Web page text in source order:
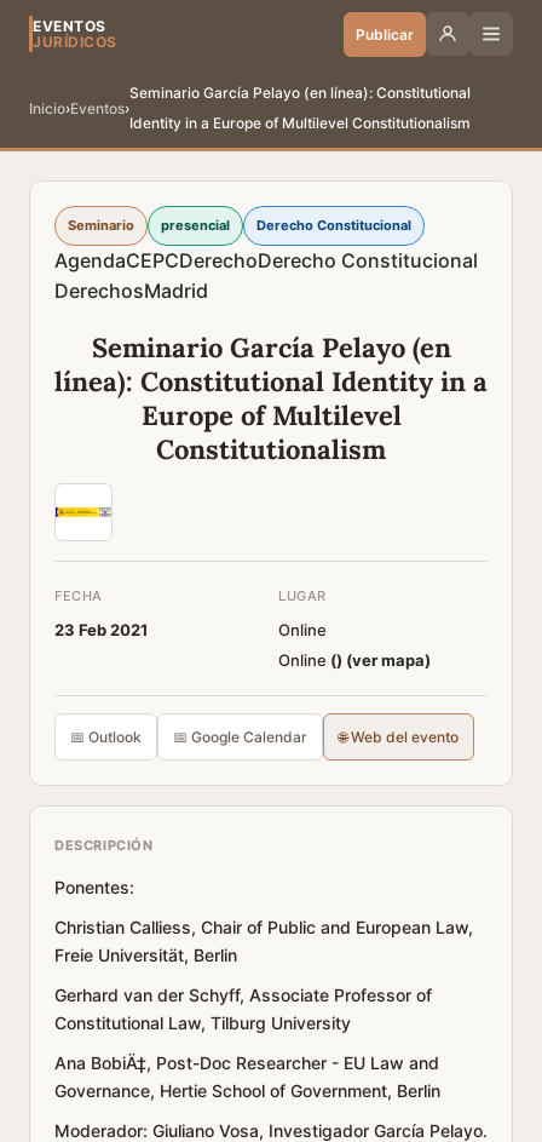
EVENTOS
JURÍDICOS
Publicar
Inicio›Eventos›
Seminario García Pelayo (en línea): Constitutional
Identity in a Europe of Multilevel Constitutionalism
Seminario presencial Derecho Constitucional
AgendaCEPCDerechoDerecho Constitucional
DerechosMadrid
Seminario García Pelayo (en
línea): Constitutional Identity in a
Europe of Multilevel
Constitutionalism
FECHA
23 Feb 2021
LUGAR
Online
Online () (ver mapa)
📅 Outlook 📅 Google Calendar 🌐 Web del evento
DESCRIPCIÓN
Ponentes:
Christian Calliess, Chair of Public and European Law,
Freie Universität, Berlin
Gerhard van der Schyff, Associate Professor of
Constitutional Law, Tilburg University
Ana BobiÄ‡, Post-Doc Researcher - EU Law and
Governance, Hertie School of Government, Berlin
Moderador: Giuliano Vosa, Investigador García Pelayo.